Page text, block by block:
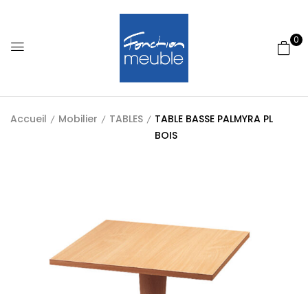
0
Accueil Mobilier TABLES
TABLE BASSE PALMYRA PL
BOIS